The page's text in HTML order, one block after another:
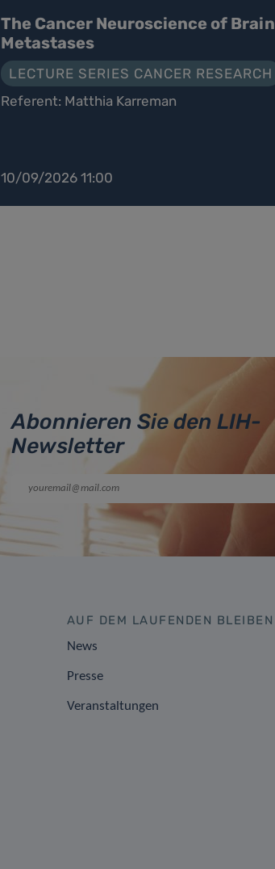
The Cancer Neuroscience of Brain
Metastases
LECTURE SERIES CANCER RESEARCH
Referent: Matthia Karreman
10/09/2026 11:00
Abonnieren Sie den LIH-
Newsletter
AUF DEM LAUFENDEN BLEIBEN
News
Presse
Veranstaltungen